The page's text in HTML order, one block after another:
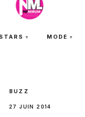
STARS MODE
BUZZ
27 JUIN 2014